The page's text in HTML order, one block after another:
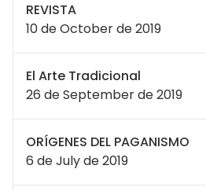
REVISTA
10 de October de 2019
El Arte Tradicional
26 de September de 2019
ORÍGENES DEL PAGANISMO
6 de July de 2019